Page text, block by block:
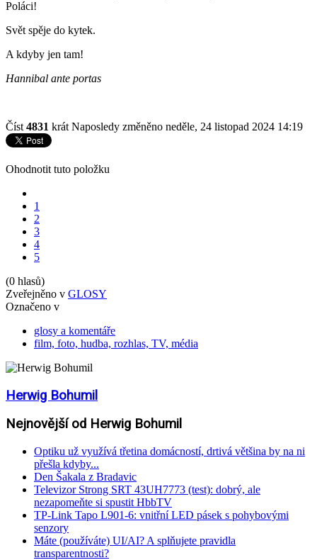
Poláci!
Svět spěje do kytek.
A kdyby jen tam!
Hannibal ante portas
Číst 4831 krát Naposledy změněno neděle, 24 listopad 2024 14:19
Ohodnotit tuto položku
1
2
3
4
5
(0 hlasů)
Zveřejněno v GLOSY
Označeno v
glosy a komentáře
film, foto, hudba, rozhlas, TV, média
Herwig Bohumil
Nejnovější od Herwig Bohumil
Optiku už využívá třetina domácností, drtivá většina by na ni
přešla kdyby...
Den Šakala z Bradavic
Televizor Strong SRT 43UH7773 (test): dobrý, ale
nezapomeňte si spustit HbbTV
TP-Link Tapo L901-6: vnitřní LED pásek s pohybovými
senzory
Máte (používáte) UI/AI? A splňujete pravidla
transparentnosti?